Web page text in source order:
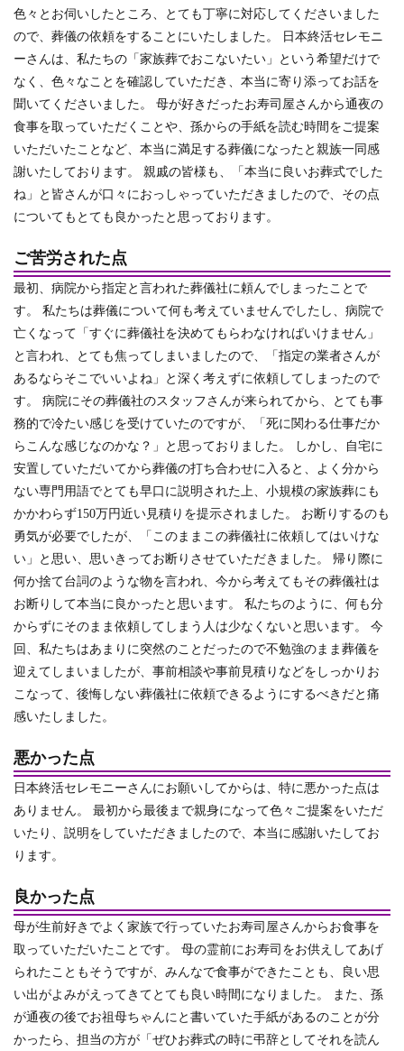
色々とお伺いしたところ、とても丁寧に対応してくださいました
ので、葬儀の依頼をすることにいたしました。 日本終活セレモニ
ーさんは、私たちの「家族葬でおこないたい」という希望だけで
なく、色々なことを確認していただき、本当に寄り添ってお話を
聞いてくださいました。 母が好きだったお寿司屋さんから通夜の
食事を取っていただくことや、孫からの手紙を読む時間をご提案
いただいたことなど、本当に満足する葬儀になったと親族一同感
謝いたしております。 親戚の皆様も、「本当に良いお葬式でした
ね」と皆さんが口々におっしゃっていただきましたので、その点
についてもとても良かったと思っております。
ご苦労された点
最初、病院から指定と言われた葬儀社に頼んでしまったことで
す。 私たちは葬儀について何も考えていませんでしたし、病院で
亡くなって「すぐに葬儀社を決めてもらわなければいけません」
と言われ、とても焦ってしまいましたので、「指定の業者さんが
あるならそこでいいよね」と深く考えずに依頼してしまったので
す。 病院にその葬儀社のスタッフさんが来られてから、とても事
務的で冷たい感じを受けていたのですが、「死に関わる仕事だか
らこんな感じなのかな？」と思っておりました。 しかし、自宅に
安置していただいてから葬儀の打ち合わせに入ると、よく分から
ない専門用語でとても早口に説明された上、小規模の家族葬にも
かかわらず150万円近い見積りを提示されました。 お断りするのも
勇気が必要でしたが、「このままこの葬儀社に依頼してはいけな
い」と思い、思いきってお断りさせていただきました。 帰り際に
何か捨て台詞のような物を言われ、今から考えてもその葬儀社は
お断りして本当に良かったと思います。 私たちのように、何も分
からずにそのまま依頼してしまう人は少なくないと思います。 今
回、私たちはあまりに突然のことだったので不勉強のまま葬儀を
迎えてしまいましたが、事前相談や事前見積りなどをしっかりお
こなって、後悔しない葬儀社に依頼できるようにするべきだと痛
感いたしました。
悪かった点
日本終活セレモニーさんにお願いしてからは、特に悪かった点は
ありません。 最初から最後まで親身になって色々ご提案をいただ
いたり、説明をしていただきましたので、本当に感謝いたしてお
ります。
良かった点
母が生前好きでよく家族で行っていたお寿司屋さんからお食事を
取っていただいたことです。 母の霊前にお寿司をお供えしてあげ
られたこともそうですが、みんなで食事ができたことも、良い思
い出がよみがえってきてとても良い時間になりました。 また、孫
が通夜の後でお祖母ちゃんにと書いていた手紙があるのことが分
かったら、担当の方が「ぜひお葬式の時に弔辞としてそれを読ん